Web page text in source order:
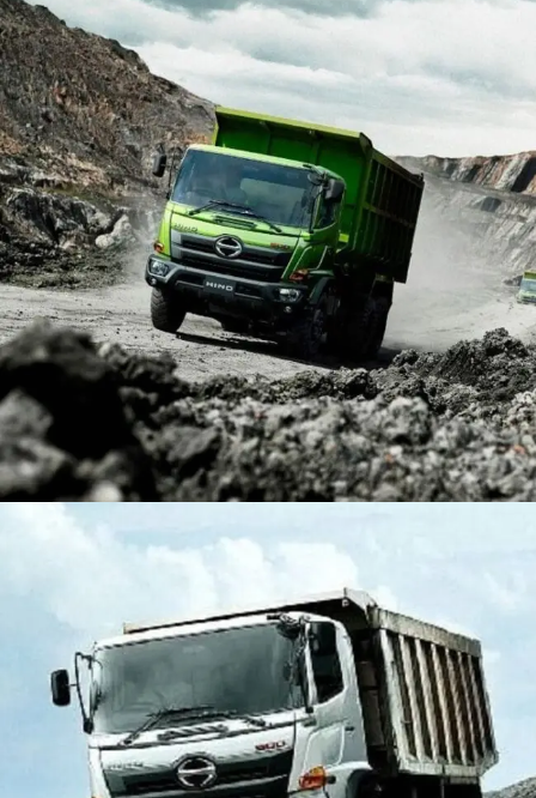
DUMP TRUCK TOOLS
HINO FM 285 JD – Euro2
Find Out More
DUMP TRUCK TOOLS
HINO FM 350 PL (Mining)